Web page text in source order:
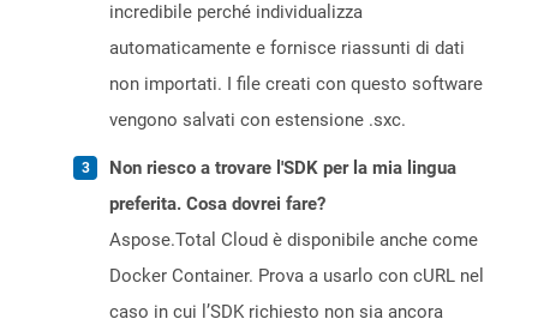
incredibile perché individualizza
automaticamente e fornisce riassunti di dati
non importati. I file creati con questo software
vengono salvati con estensione .sxc.
Non riesco a trovare l'SDK per la mia lingua
preferita. Cosa dovrei fare?
Aspose.Total Cloud è disponibile anche come
Docker Container. Prova a usarlo con cURL nel
caso in cui l’SDK richiesto non sia ancora